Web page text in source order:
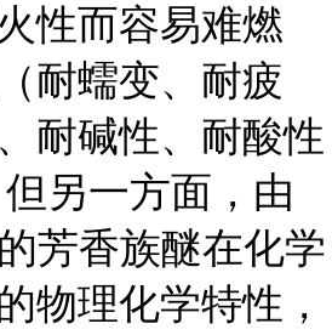
性而容易难燃
耐蠕变、耐疲
耐碱性、耐酸性
另一方面，由
芳香族醚在化学
物理化学特性，